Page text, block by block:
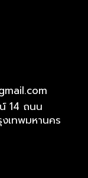
14 ถนน
เทพมหานคร